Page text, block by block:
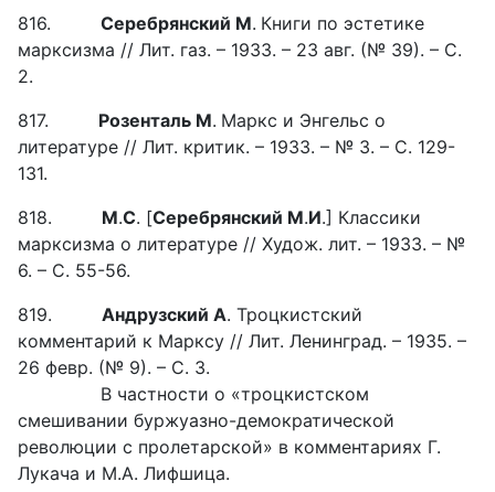
816. Серебрянский М. Книги по эстетике
марксизма // Лит. газ. – 1933. – 23 авг. (№ 39). – С.
2.
817. Розенталь М. Маркc и Энгельс о
литературе // Лит. критик. – 1933. – № 3. – С. 129-
131.
818. М.С. [Серебрянский М.И.] Классики
марксизма о литературе // Худож. лит. – 1933. – №
6. – С. 55-56.
819. Андрузский А. Троцкистский
комментарий к Марксу // Лит. Ленинград. – 1935. –
26 февр. (№ 9). – С. 3.
В частности о «троцкистском
смешивании буржуазно-демократической
революции с пролетарской» в комментариях Г.
Лукача и М.А. Лифшица.